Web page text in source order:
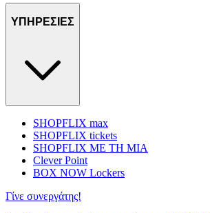
ΥΠΗΡΕΣΙΕΣ
SHOPFLIX max
SHOPFLIX tickets
SHOPFLIX ΜΕ ΤΗ ΜΙΑ
Clever Point
BOX NOW Lockers
Γίνε συνεργάτης!